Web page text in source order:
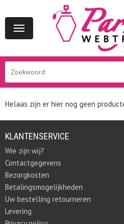
Toggle
navigation
Helaas zijn er hier nog geen
KLANTENSERVICE
Wie zijn wij?
Contactgegevens
Bezorgkosten
Betalingsmogelijkheden
Uw bestelling retourneren
Levering